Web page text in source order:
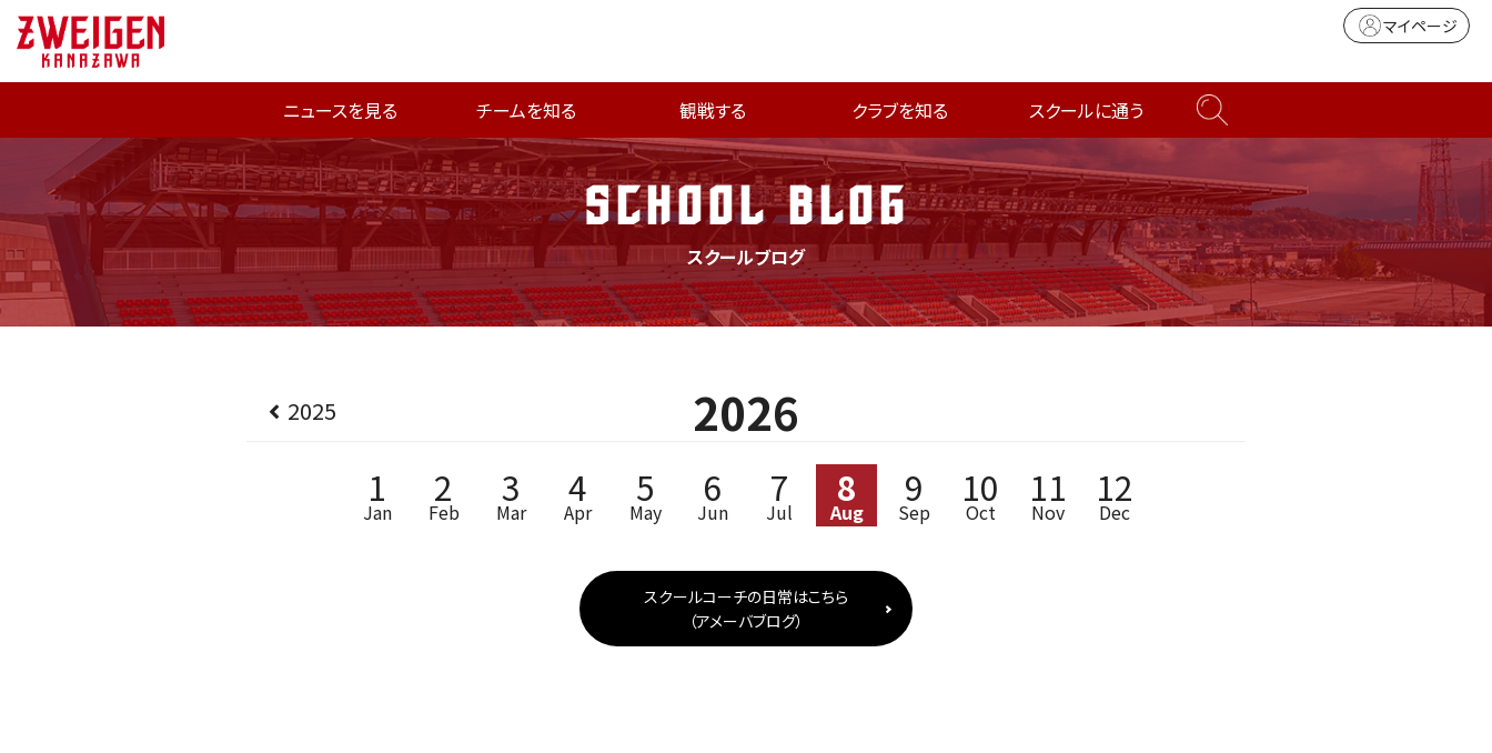
マイページ
ニュースを見る チームを知る 観戦する クラブを知る スクールに通う
SCHOOL BLOG
スクールブログ
2025 2026
1
Jan
2
Feb
3
Mar
4
Apr
5
May
6
Jun
7
Jul
8
Aug
9
Sep
10
Oct
11
Nov
12
Dec
スクールコーチの日常はこちら
（アメーバブログ）